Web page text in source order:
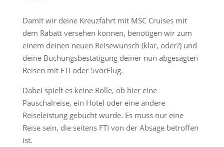
Damit wir deine Kreuzfahrt mit MSC Cruises mit
dem Rabatt versehen können, benötigen wir zum
einem deinen neuen Reisewunsch (klar, oder?) und
deine Buchungsbestätigung deiner nun abgesagten
Reisen mit FTI oder 5vorFlug.
Dabei spielt es keine Rolle, ob hier eine
Pauschalreise, ein Hotel oder eine andere
Reiseleistung gebucht wurde. Es muss nur eine
Reise sein, die seitens FTI von der Absage betroffen
ist.